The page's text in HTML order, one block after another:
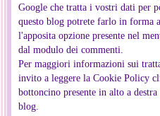
Google che tratta i vostri dati per
questo blog potrete farlo in forma
l'apposita opzione presente nel
dal modulo dei commenti.
Per maggiori informazioni sui
invito a leggere la Cookie Policy
bottoncino presente in alto a
blog.